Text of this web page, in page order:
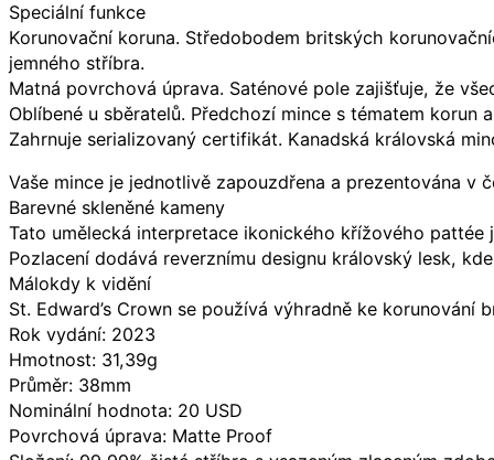
Speciální funkce
Korunovační koruna. Středobodem britských
jemného stříbra.
Matná povrchová úprava. Saténové pole zajišťuje, že
Oblíbené u sběratelů. Předchozí mince s tématem
Zahrnuje serializovaný certifikát. Kanadská královská
Vaše mince je jednotlivě zapouzdřena a prezentována v
Barevné skleněné kameny
Tato umělecká interpretace ikonického křížového
Pozlacení dodává reverznímu designu královský lesk,
Málokdy k vidění
St. Edward’s Crown se používá výhradně ke
Rok vydání: 2023
Hmotnost: 31,39g
Průměr: 38mm
Nominální hodnota: 20 USD
Povrchová úprava: Matte Proof